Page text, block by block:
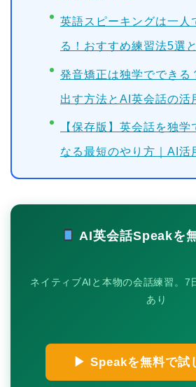
英語スピーキングは一人
る！おすすめ練習法5選
発音矯正は独学でできる
出す方法とAI英会話の活
【保存版】英会話を独
なる最短のやり方｜AI活
AI英会話Speakを
ネイティブAIと本物の会話練習。7
あり
▶ Speakを無料で試